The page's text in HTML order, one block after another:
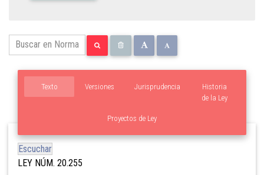
Texto Versiones Jurisprudencia
Proyectos de Ley
Historia
de la Ley
Escuchar
LEY NÚM. 20.255